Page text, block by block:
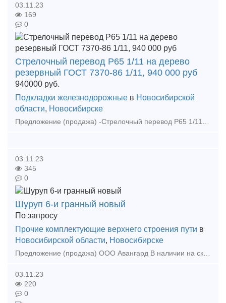
03.11.23
169
0
Стрелочный перевод Р65 1/11 на дерево
резервный ГОСТ 7370-86 1/11, 940 000 руб
940000 руб.
Подкладки железнодорожные в Новосибирской
области, Новосибирске
03.11.23
345
0
Шуруп 6-и гранный новый
По запросу
Прочие комплектующие верхнего строения пути в
Новосибирской области, Новосибирске
Предложение (продажа) ООО Авангард В наличии на складе в г Новосибирске. Также в наличии: рельсы, шпалы, подкладка, накладка, прокладка, крепеж, стрелочные п
03.11.23
220
0